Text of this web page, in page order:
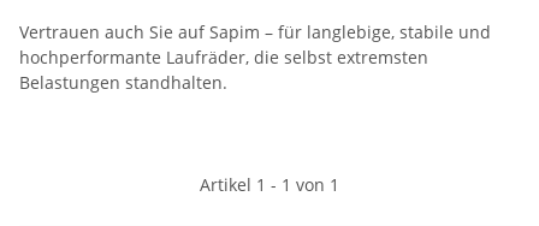
Vertrauen auch Sie auf Sapim – für langlebige, stabile und
hochperformante Laufräder, die selbst extremsten
Belastungen standhalten.
Artikel 1 - 1 von 1